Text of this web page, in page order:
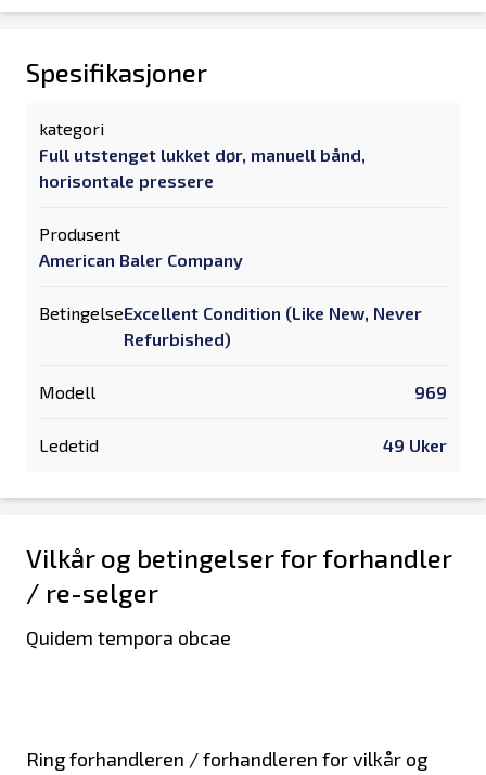
Spesifikasjoner
kategori
Full utstenget lukket dør, manuell bånd,
horisontale pressere
Produsent
American Baler Company
BetingelseExcellent Condition (Like New, Never
Refurbished)
Modell 969
Ledetid 49 Uker
Vilkår og betingelser for forhandler
/ re-selger
Quidem tempora obcae
Ring forhandleren / forhandleren for vilkår og